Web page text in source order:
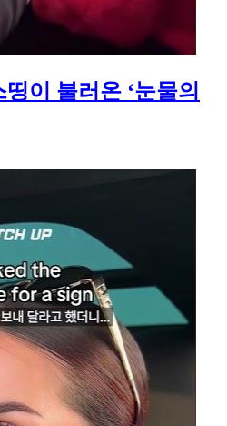
이 불러온 ‘눈물의